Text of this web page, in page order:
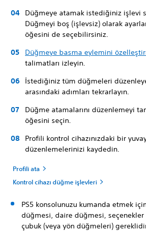
Düğmeye atamak istediğiniz işlevi
Düğmeyi boş (işlevsiz) olarak
öğesini de seçebilirsiniz.
Düğmeye basma eylemini
talimatları izleyin.
İstediğiniz tüm düğmeleri
arasındaki adımları tekrarlayın.
Düğme atamalarını düzenlemeyi
öğesini seçin.
Profili kontrol cihazınızdaki bir
düzenlemelerinizi kaydedin.
Profili ata
Kontrol cihazı düğme işlevleri
PS5 konsolunuzu kumanda etmek
düğmesi, daire düğmesi,
çubuk (veya yön düğmeleri)